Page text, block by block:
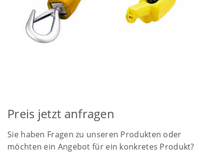
Preis jetzt anfragen
Sie haben Fragen zu unseren Produkten oder
möchten ein Angebot für ein konkretes Produkt?